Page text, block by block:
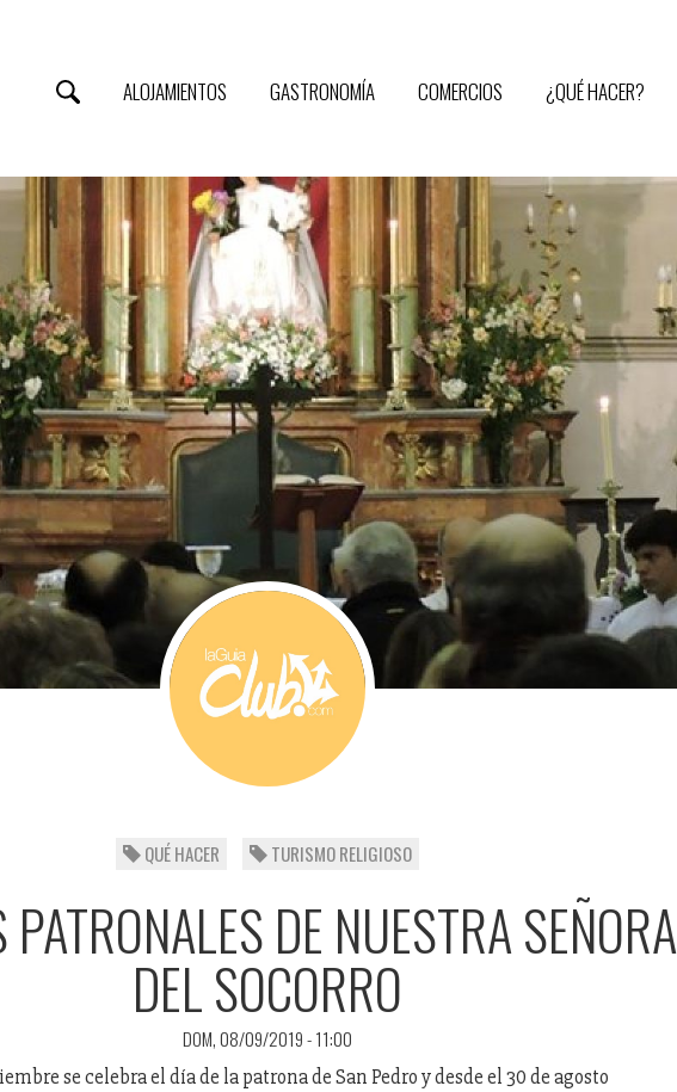
ALOJAMIENTOS GASTRONOMÍA COMERCIOS ¿QUÉ HACER?
QUÉ HACER TURISMO RELIGIOSO
PATRONALES DE NUESTRA SEÑORA
DEL SOCORRO
DOM, 08/09/2019 - 11:00
se celebra el día de la patrona de San Pedro y desde el 30 de agosto